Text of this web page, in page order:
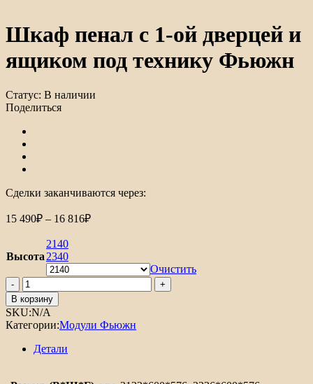
Шкаф пенал с 1-ой дверцей и
ящиком под технику Фьюжн
Статус: В наличии
Поделиться
Сделки заканчиваются через:
15 490₽ – 16 816₽
Высота
2140
2340
Очистить
В корзину
SKU:N/A
Категории:Модули Фьюжн
Детали